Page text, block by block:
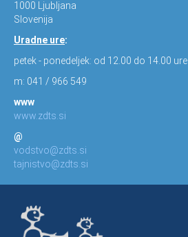
1000 Ljubljana
Slovenija
Uradne ure:
petek - ponedeljek: od 12.00 do 14.00 ure
m: 041 / 966 549
www
www.zdts.si
@
vodstvo@zdts.si
tajnistvo@zdts.si